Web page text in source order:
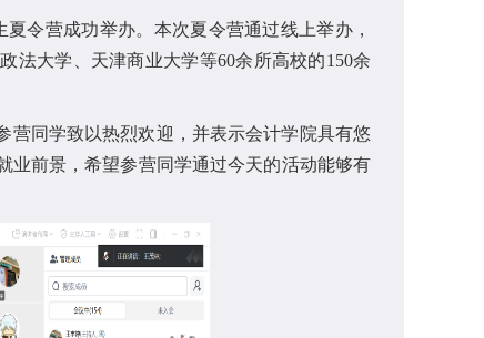
令营成功举办。本次夏令营通过线上举办，
法大学、天津商业大学等60余所高校的150余
营同学致以热烈欢迎，并表示会计学院具有悠
业前景，希望参营同学通过今天的活动能够有